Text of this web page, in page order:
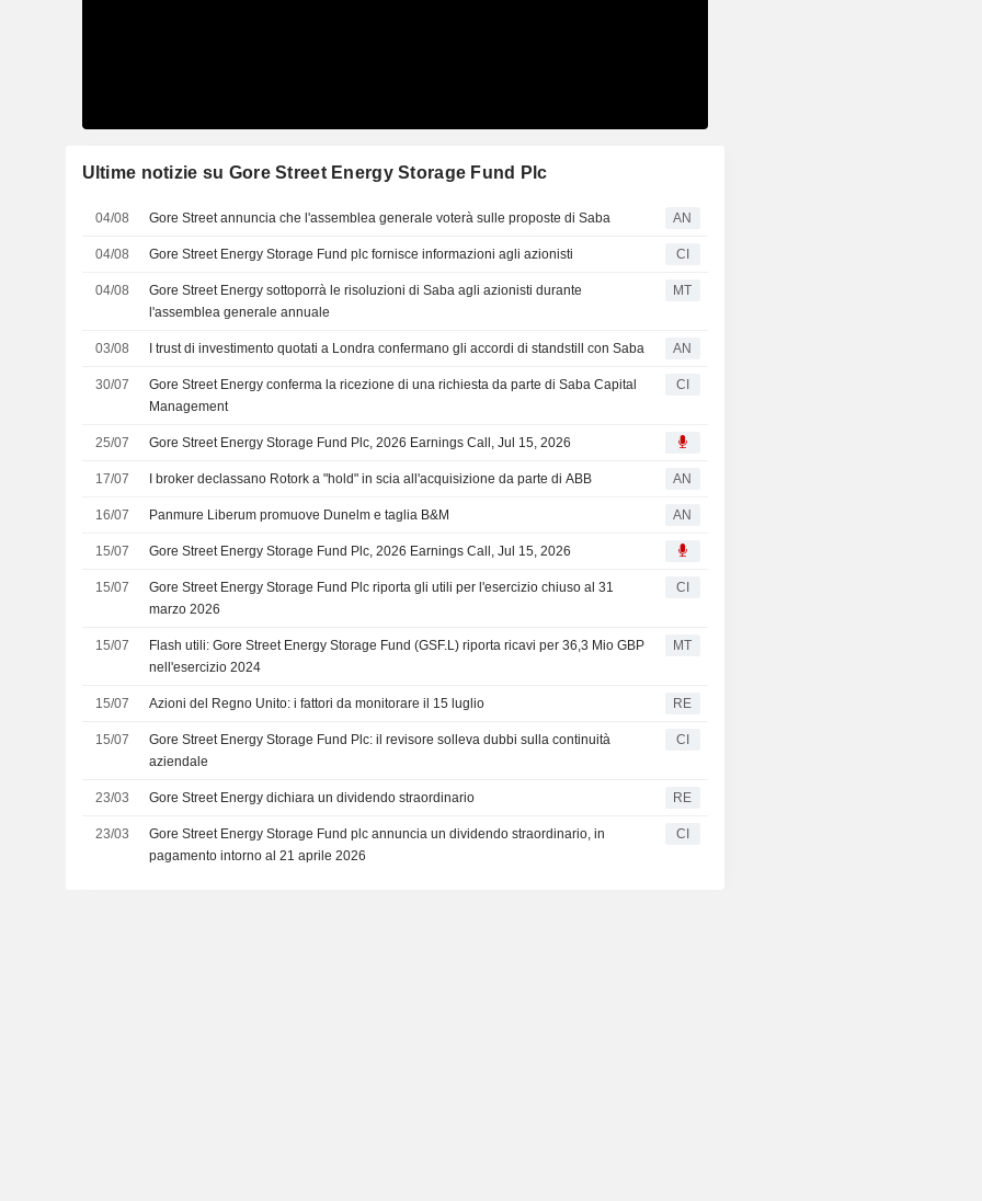
Ultime notizie su Gore Street Energy Storage Fund Plc
04/08 Gore Street annuncia che l'assemblea generale voterà sulle proposte di Saba AN
04/08 Gore Street Energy Storage Fund plc fornisce informazioni agli azionisti CI
04/08
Gore Street Energy sottoporrà le risoluzioni di Saba agli azionisti durante
l'assemblea generale annuale
MT
03/08 I trust di investimento quotati a Londra confermano gli accordi di standstill con Saba AN
30/07
Gore Street Energy conferma la ricezione di una richiesta da parte di Saba Capital
Management
CI
25/07 Gore Street Energy Storage Fund Plc, 2026 Earnings Call, Jul 15, 2026
17/07 I broker declassano Rotork a "hold" in scia all'acquisizione da parte di ABB AN
16/07 Panmure Liberum promuove Dunelm e taglia B&M AN
15/07 Gore Street Energy Storage Fund Plc, 2026 Earnings Call, Jul 15, 2026
15/07
Gore Street Energy Storage Fund Plc riporta gli utili per l'esercizio chiuso al 31
marzo 2026
CI
15/07
Flash utili: Gore Street Energy Storage Fund (GSF.L) riporta ricavi per 36,3 Mio GBP
nell'esercizio 2024
MT
15/07 Azioni del Regno Unito: i fattori da monitorare il 15 luglio RE
15/07
Gore Street Energy Storage Fund Plc: il revisore solleva dubbi sulla continuità
aziendale
CI
23/03 Gore Street Energy dichiara un dividendo straordinario RE
23/03
Gore Street Energy Storage Fund plc annuncia un dividendo straordinario, in
pagamento intorno al 21 aprile 2026
CI